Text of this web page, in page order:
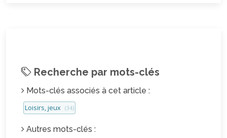
Recherche par mots-clés
Mots-clés associés à cet article :
Loisirs, jeux (34)
Autres mots-clés :